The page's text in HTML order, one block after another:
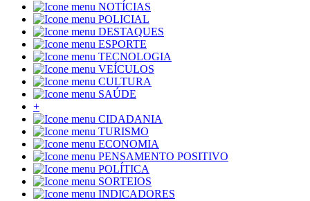
NOTÍCIAS
POLICIAL
DESTAQUES
ESPORTE
TECNOLOGIA
VEÍCULOS
CULTURA
SAÚDE
+
CIDADANIA
TURISMO
ECONOMIA
PENSAMENTO POSITIVO
POLÍTICA
SORTEIOS
INDICADORES